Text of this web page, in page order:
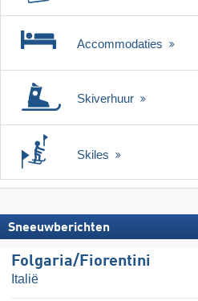
Accommodaties
Skiverhuur
Skiles
Sneeuwberichten
Folgaria/​Fiorentini
Italië